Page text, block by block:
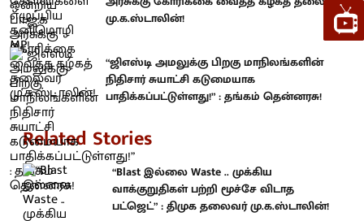
மு.க.ஸ்டாலின்!
“ஜிஎஸ்டி அமலுக்கு பிறகு மாநிலங்களின்
நிதிசார் சுயாட்சி கடுமையாக
பாதிக்கப்பட்டுள்ளது!” : தங்கம் தென்னரசு!
Related Stories
“Blast இல்லை Waste .. முக்கிய
வாக்குறுதிகள் பற்றி மூச்சே விடாத
பட்ஜெட்” : திமுக தலைவர் மு.க.ஸ்டாலின்!